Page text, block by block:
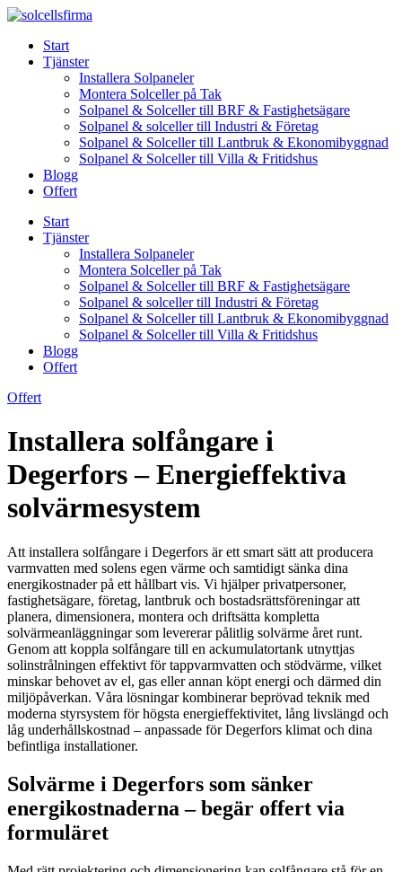
Skip
contentStart
Tjänster
Installera Solpaneler
Montera Solceller på Tak
Solpanel & Solceller till BRF & Fastighetsägare
Solpanel & solceller till Industri & Företag
Solpanel & Solceller till Lantbruk & Ekonomibyggnad
Solpanel & Solceller till Villa & Fritidshus
Blogg
Offert
Start
Tjänster
Installera Solpaneler
Montera Solceller på Tak
Solpanel & Solceller till BRF & Fastighetsägare
Solpanel & solceller till Industri & Företag
Solpanel & Solceller till Lantbruk & Ekonomibyggnad
Solpanel & Solceller till Villa & Fritidshus
Blogg
Offert
Offert
Installera solfångare i
Degerfors – Energieffektiva
solvärmesystem
Att installera solfångare i Degerfors är ett smart sätt att producera
varmvatten med solens egen värme och samtidigt sänka dina
energikostnader på ett hållbart vis. Vi hjälper privatpersoner,
fastighetsägare, företag, lantbruk och bostadsrättsföreningar att
planera, dimensionera, montera och driftsätta kompletta
solvärmeanläggningar som levererar pålitlig solvärme året runt.
Genom att koppla solfångare till en ackumulatortank utnyttjas
solinstrålningen effektivt för tappvarmvatten och stödvärme, vilket
minskar behovet av el, gas eller annan köpt energi och därmed din
miljöpåverkan. Våra lösningar kombinerar beprövad teknik med
moderna styrsystem för högsta energieffektivitet, lång livslängd och
låg underhållskostnad – anpassade för Degerfors klimat och dina
befintliga installationer.
Solvärme i Degerfors som sänker
energikostnaderna – begär offert via
formuläret